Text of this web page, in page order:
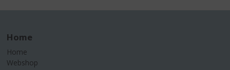
Home
Home
Webshop